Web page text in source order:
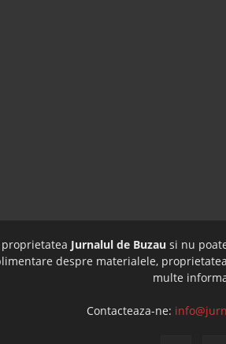
Jurnalul de Buzau si nu
despre materialele, proprietatea
multe
Contacteaza-ne: